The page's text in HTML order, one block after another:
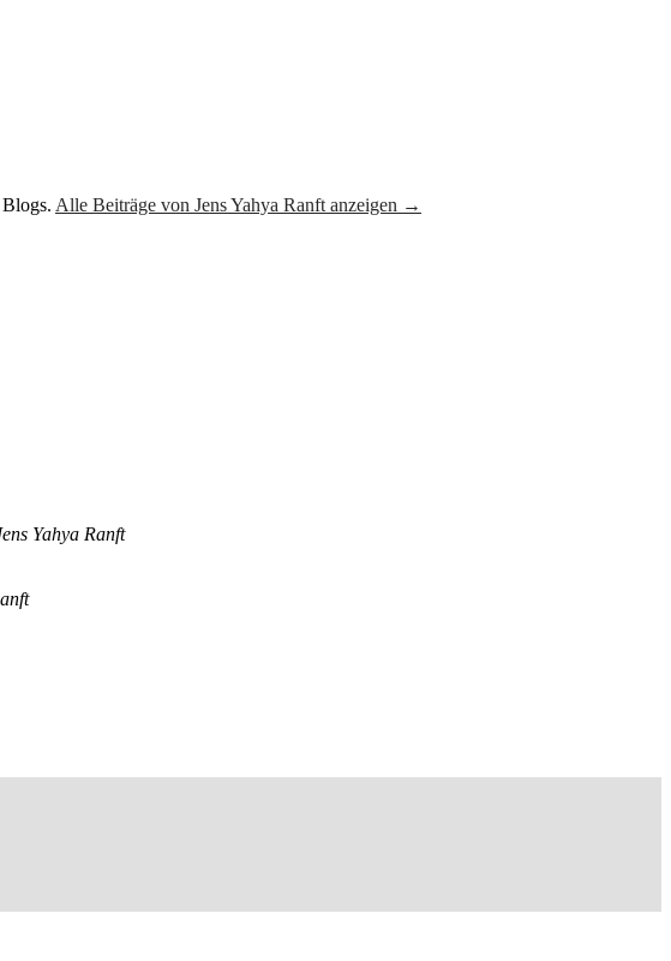
Alle Beiträge von Jens Yahya Ranft anzeigen →
Yahya Ranft